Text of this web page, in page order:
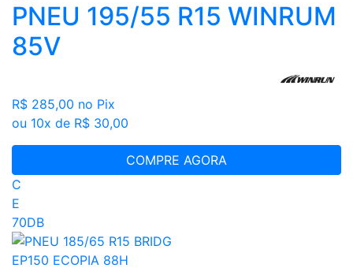
PNEU 195/55 R15 WINRUM
85V
R$ 285,00 no Pix
ou 10x de R$ 30,00
COMPRE AGORA
C
E
70DB